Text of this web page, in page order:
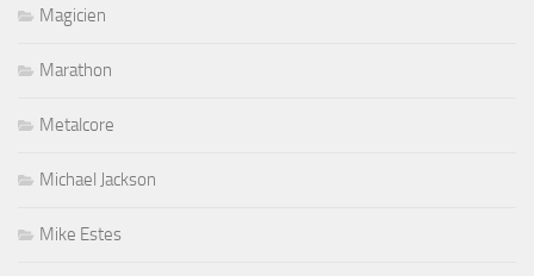
Magicien
Marathon
Metalcore
Michael Jackson
Mike Estes